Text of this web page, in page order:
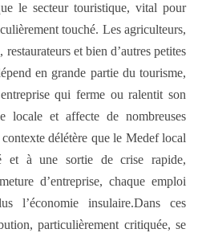
le secteur touristique, vital pour
touché. Les agriculteurs,
et bien d’autres petites
en grande partie du tourisme,
qui ferme ou ralentit son
locale et affecte de nombreuses
délétère que le Medef local
et à une sortie de crise rapide,
d’entreprise, chaque emploi
l’économie insulaire.Dans ces
particulièrement critiquée, se